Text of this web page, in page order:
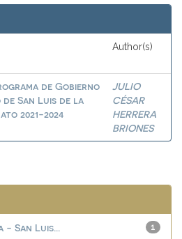
Author(s)
de Gobierno
San Luis de la
2021-2024
JULIO
CÉSAR
HERRERA
BRIONES
1
San Luis...